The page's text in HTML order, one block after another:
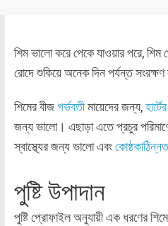
শিম ভালো করে পেকে যাওয়ার পরে,
রোদে শুকিয়ে অনেক দিন পর্যন্ত সংরক্ষণ
শিমের বীজগর্ভবতীমায়েদের জন্য,হার্টের
জন্য ভালো। এছাড়া এতে প্রচুর
স্বাস্থ্যের জন্য ভালো এবং
পুষ্টি উপাদান
পুষ্টি প্রোফাইল অনুযায়ী এক ধরণের